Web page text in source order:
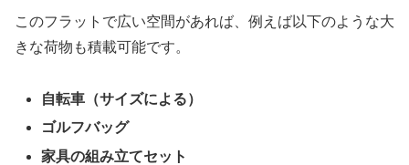
このフラットで広い空間があれば、例えば以下のような大
きな荷物も積載可能です。
自転車（サイズによる）
ゴルフバッグ
家具の組み立てセット